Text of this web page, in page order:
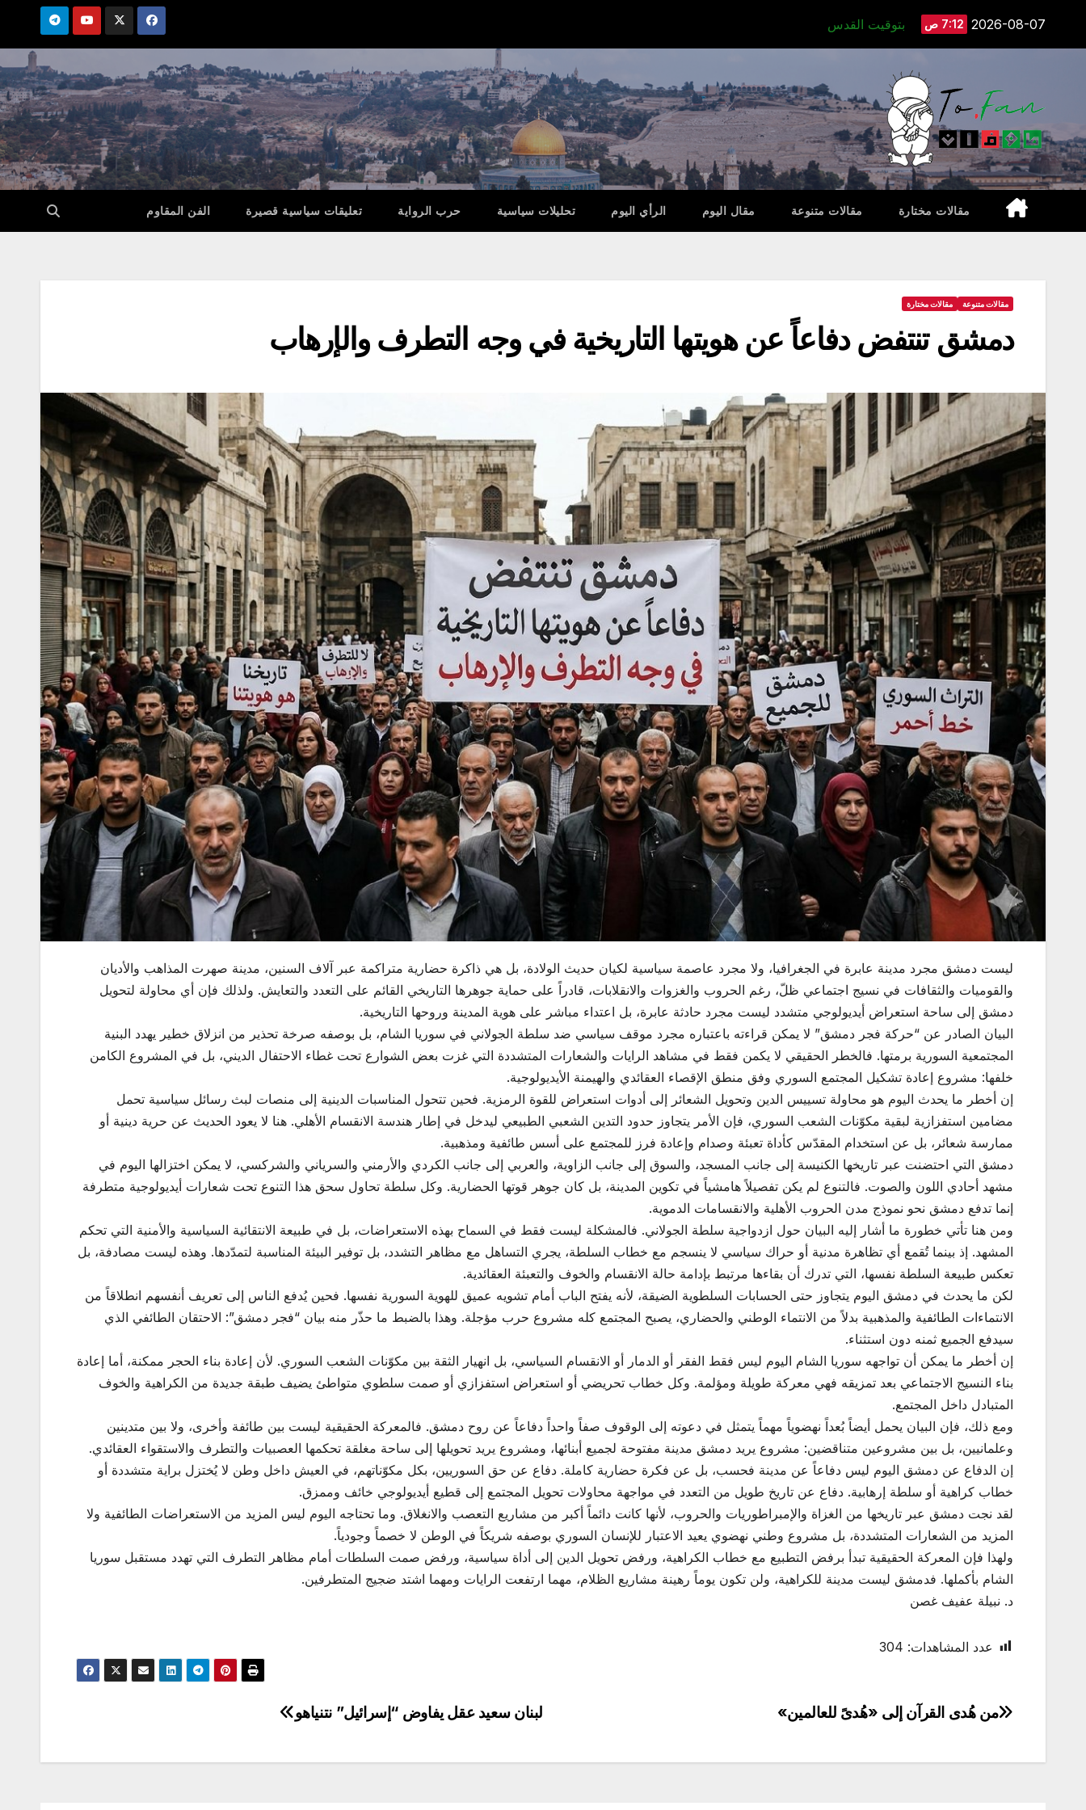
2026-08-07 7:12 ص بتوقيت القدس
مقالات مختارة مقالات متنوعة مقال اليوم الرأي اليوم تحليلات سياسية حرب الرواية تعليقات سياسية قصيرة الفن المقاوم
مقالات متنوعة مقالات مختارة
دمشق تنتفض دفاعاً عن هويتها التاريخية في وجه التطرف والإرهاب
ليست دمشق مجرد مدينة عابرة في الجغرافيا، ولا مجرد عاصمة سياسية لكيان حديث الولادة، بل هي ذاكرة حضارية متراكمة عبر آلاف السنين، مدينة صهرت المذاهب والأديان
والقوميات والثقافات في نسيج اجتماعي ظلّ، رغم الحروب والغزوات والانقلابات، قادراً على حماية جوهرها التاريخي القائم على التعدد والتعايش. ولذلك فإن أي محاولة لتحويل
دمشق إلى ساحة استعراض أيديولوجي متشدد ليست مجرد حادثة عابرة، بل اعتداء مباشر على هوية المدينة وروحها التاريخية.
البيان الصادر عن “حركة فجر دمشق” لا يمكن قراءته باعتباره مجرد موقف سياسي ضد سلطة الجولاني في سوريا الشام، بل بوصفه صرخة تحذير من انزلاق خطير يهدد البنية
المجتمعية السورية برمتها. فالخطر الحقيقي لا يكمن فقط في مشاهد الرايات والشعارات المتشددة التي غزت بعض الشوارع تحت غطاء الاحتفال الديني، بل في المشروع الكامن
خلفها: مشروع إعادة تشكيل المجتمع السوري وفق منطق الإقصاء العقائدي والهيمنة الأيديولوجية.
إن أخطر ما يحدث اليوم هو محاولة تسييس الدين وتحويل الشعائر إلى أدوات استعراض للقوة الرمزية. فحين تتحول المناسبات الدينية إلى منصات لبث رسائل سياسية تحمل
مضامين استفزازية لبقية مكوّنات الشعب السوري، فإن الأمر يتجاوز حدود التدين الشعبي الطبيعي ليدخل في إطار هندسة الانقسام الأهلي. هنا لا يعود الحديث عن حرية دينية أو
ممارسة شعائر، بل عن استخدام المقدّس كأداة تعبئة وصدام وإعادة فرز للمجتمع على أسس طائفية ومذهبية.
دمشق التي احتضنت عبر تاريخها الكنيسة إلى جانب المسجد، والسوق إلى جانب الزاوية، والعربي إلى جانب الكردي والأرمني والسرياني والشركسي، لا يمكن اختزالها اليوم في
مشهد أحادي اللون والصوت. فالتنوع لم يكن تفصيلاً هامشياً في تكوين المدينة، بل كان جوهر قوتها الحضارية. وكل سلطة تحاول سحق هذا التنوع تحت شعارات أيديولوجية متطرفة
إنما تدفع دمشق نحو نموذج مدن الحروب الأهلية والانقسامات الدموية.
ومن هنا تأتي خطورة ما أشار إليه البيان حول ازدواجية سلطة الجولاني. فالمشكلة ليست فقط في السماح بهذه الاستعراضات، بل في طبيعة الانتقائية السياسية والأمنية التي تحكم
المشهد. إذ بينما تُقمع أي تظاهرة مدنية أو حراك سياسي لا ينسجم مع خطاب السلطة، يجري التساهل مع مظاهر التشدد، بل توفير البيئة المناسبة لتمدّدها. وهذه ليست مصادفة، بل
تعكس طبيعة السلطة نفسها، التي تدرك أن بقاءها مرتبط بإدامة حالة الانقسام والخوف والتعبئة العقائدية.
لكن ما يحدث في دمشق اليوم يتجاوز حتى الحسابات السلطوية الضيقة، لأنه يفتح الباب أمام تشويه عميق للهوية السورية نفسها. فحين يُدفع الناس إلى تعريف أنفسهم انطلاقاً من
الانتماءات الطائفية والمذهبية بدلاً من الانتماء الوطني والحضاري، يصبح المجتمع كله مشروع حرب مؤجلة. وهذا بالضبط ما حذّر منه بيان “فجر دمشق”: الاحتقان الطائفي الذي
سيدفع الجميع ثمنه دون استثناء.
إن أخطر ما يمكن أن تواجهه سوريا الشام اليوم ليس فقط الفقر أو الدمار أو الانقسام السياسي، بل انهيار الثقة بين مكوّنات الشعب السوري. لأن إعادة بناء الحجر ممكنة، أما إعادة
بناء النسيج الاجتماعي بعد تمزيقه فهي معركة طويلة ومؤلمة. وكل خطاب تحريضي أو استعراض استفزازي أو صمت سلطوي متواطئ يضيف طبقة جديدة من الكراهية والخوف
المتبادل داخل المجتمع.
ومع ذلك، فإن البيان يحمل أيضاً بُعداً نهضوياً مهماً يتمثل في دعوته إلى الوقوف صفاً واحداً دفاعاً عن روح دمشق. فالمعركة الحقيقية ليست بين طائفة وأخرى، ولا بين متدينين
وعلمانيين، بل بين مشروعين متناقضين: مشروع يريد دمشق مدينة مفتوحة لجميع أبنائها، ومشروع يريد تحويلها إلى ساحة مغلقة تحكمها العصبيات والتطرف والاستقواء العقائدي.
إن الدفاع عن دمشق اليوم ليس دفاعاً عن مدينة فحسب، بل عن فكرة حضارية كاملة. دفاع عن حق السوريين، بكل مكوّناتهم، في العيش داخل وطن لا يُختزل براية متشددة أو
خطاب كراهية أو سلطة إرهابية. دفاع عن تاريخ طويل من التعدد في مواجهة محاولات تحويل المجتمع إلى قطيع أيديولوجي خائف وممزق.
لقد نجت دمشق عبر تاريخها من الغزاة والإمبراطوريات والحروب، لأنها كانت دائماً أكبر من مشاريع التعصب والانغلاق. وما تحتاجه اليوم ليس المزيد من الاستعراضات الطائفية ولا
المزيد من الشعارات المتشددة، بل مشروع وطني نهضوي يعيد الاعتبار للإنسان السوري بوصفه شريكاً في الوطن لا خصماً وجودياً.
ولهذا فإن المعركة الحقيقية تبدأ برفض التطبيع مع خطاب الكراهية، ورفض تحويل الدين إلى أداة سياسية، ورفض صمت السلطات أمام مظاهر التطرف التي تهدد مستقبل سوريا
الشام بأكملها. فدمشق ليست مدينة للكراهية، ولن تكون يوماً رهينة مشاريع الظلام، مهما ارتفعت الرايات ومهما اشتد ضجيج المتطرفين.
د. نبيلة عفيف غصن
عدد المشاهدات: 304
تصفّح
لبنان سعيد عقل يفاوض “إسرائيل” نتنياهو من هُدى القرآن إلى «هُدىً للعالمين»